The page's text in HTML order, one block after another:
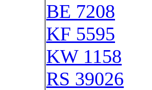
BE 7208
KF 5595
KW 1158
RS 39026